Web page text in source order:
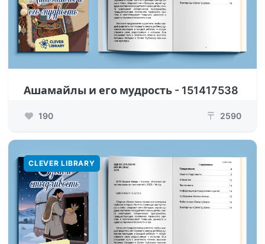
Ашамайлы и его мудрость - 151417538
190 ₸ 2590
CLEVER LIBRARY